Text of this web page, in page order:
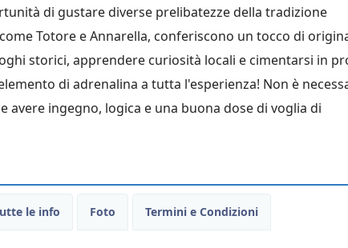
di gustare diverse prelibatezze della tradizione
Totore e Annarella, conferiscono un tocco di
storici, apprendere curiosità locali e cimentarsi in
di adrenalina a tutta l'esperienza! Non è
avere ingegno, logica e una buona dose di voglia di
e coinvolgente come
esperienza.
Partecipato con i
lavoro: attività di team
sopra le righe!
le info Foto Termini e Condizioni